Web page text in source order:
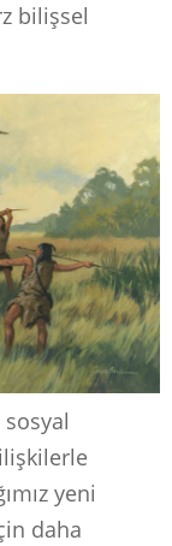
bilişsel
yeni
daha